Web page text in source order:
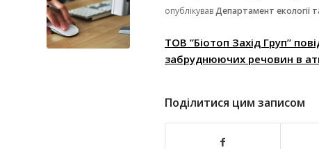
опублікувавДепартамент екології
ТОВ ”Біотоп Захід Груп”
забруднюючих речовин в
Поділитися цим записом